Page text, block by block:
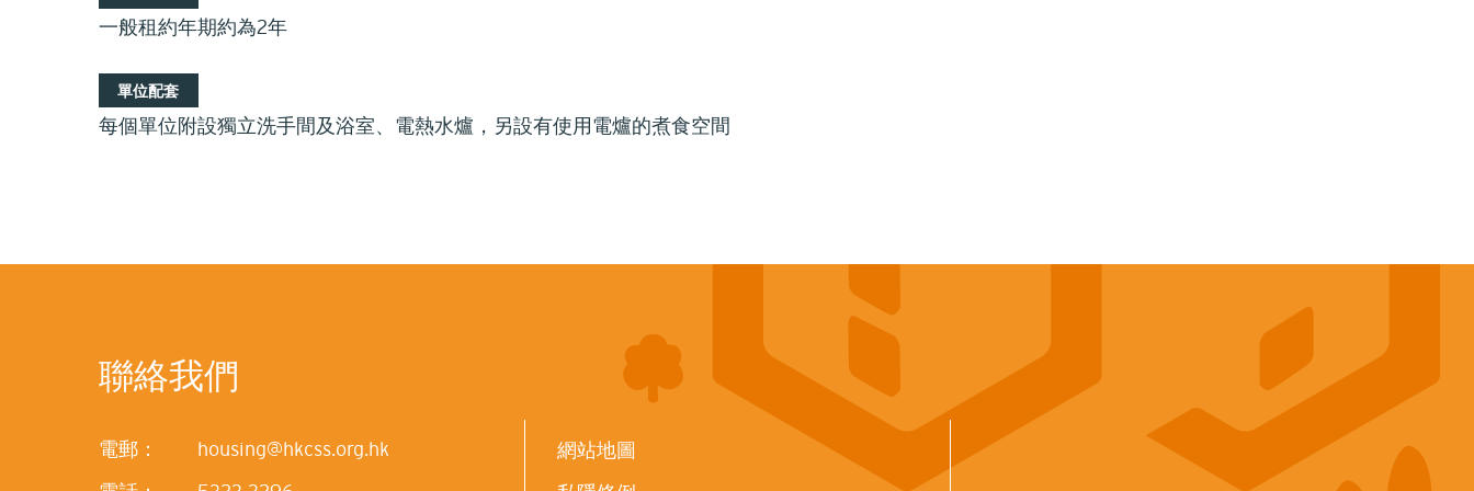
一般租約年期約為2年
單位配套
每個單位附設獨立洗手間及浴室、電熱水爐，另設有使用電爐的煮食空間
聯絡我們
電郵：
housing@hkcss.org.hk
網站地圖